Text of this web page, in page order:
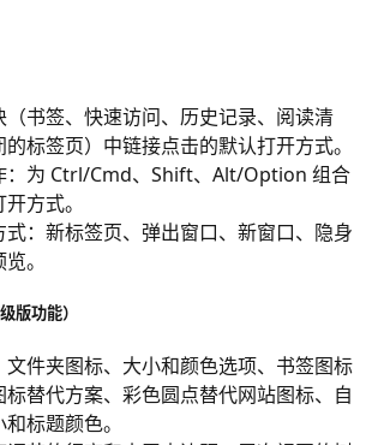
（书签、快速访问、历史记录、阅读清
标签页）中链接点击的默认打开方式。
：为 Ctrl/Cmd、Shift、Alt/Option 组合
方式。
式：新标签页、弹出窗口、新窗口、隐身
。
版功能）
文件夹图标、大小和颜色选项、书签图标
标替代方案、彩色圆点替代网站图标、自
标题颜色。